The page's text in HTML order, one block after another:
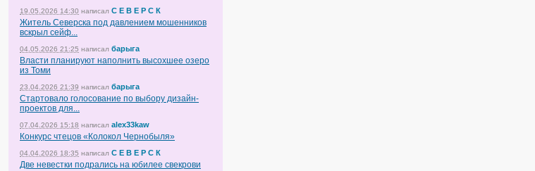
19.05.2026 14:30 написал С Е В Е Р С К
Житель Северска под давлением мошенников
вскрыл сейф...
04.05.2026 21:25 написал барыга
Власти планируют наполнить высохшее озеро
из Томи
23.04.2026 21:39 написал барыга
Стартовало голосование по выбору дизайн-
проектов для...
07.04.2026 15:18 написал alex33kaw
Конкурс чтецов «Колокол Чернобыля»
04.04.2026 18:35 написал С Е В Е Р С К
Две невестки подрались на юбилее свекрови